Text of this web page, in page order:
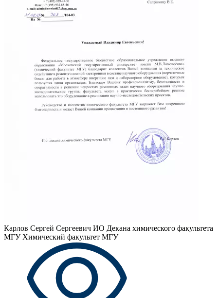
Карлов Сергей Сергеевич ИО Декана химического факультета
МГУ Химический факультет МГУ